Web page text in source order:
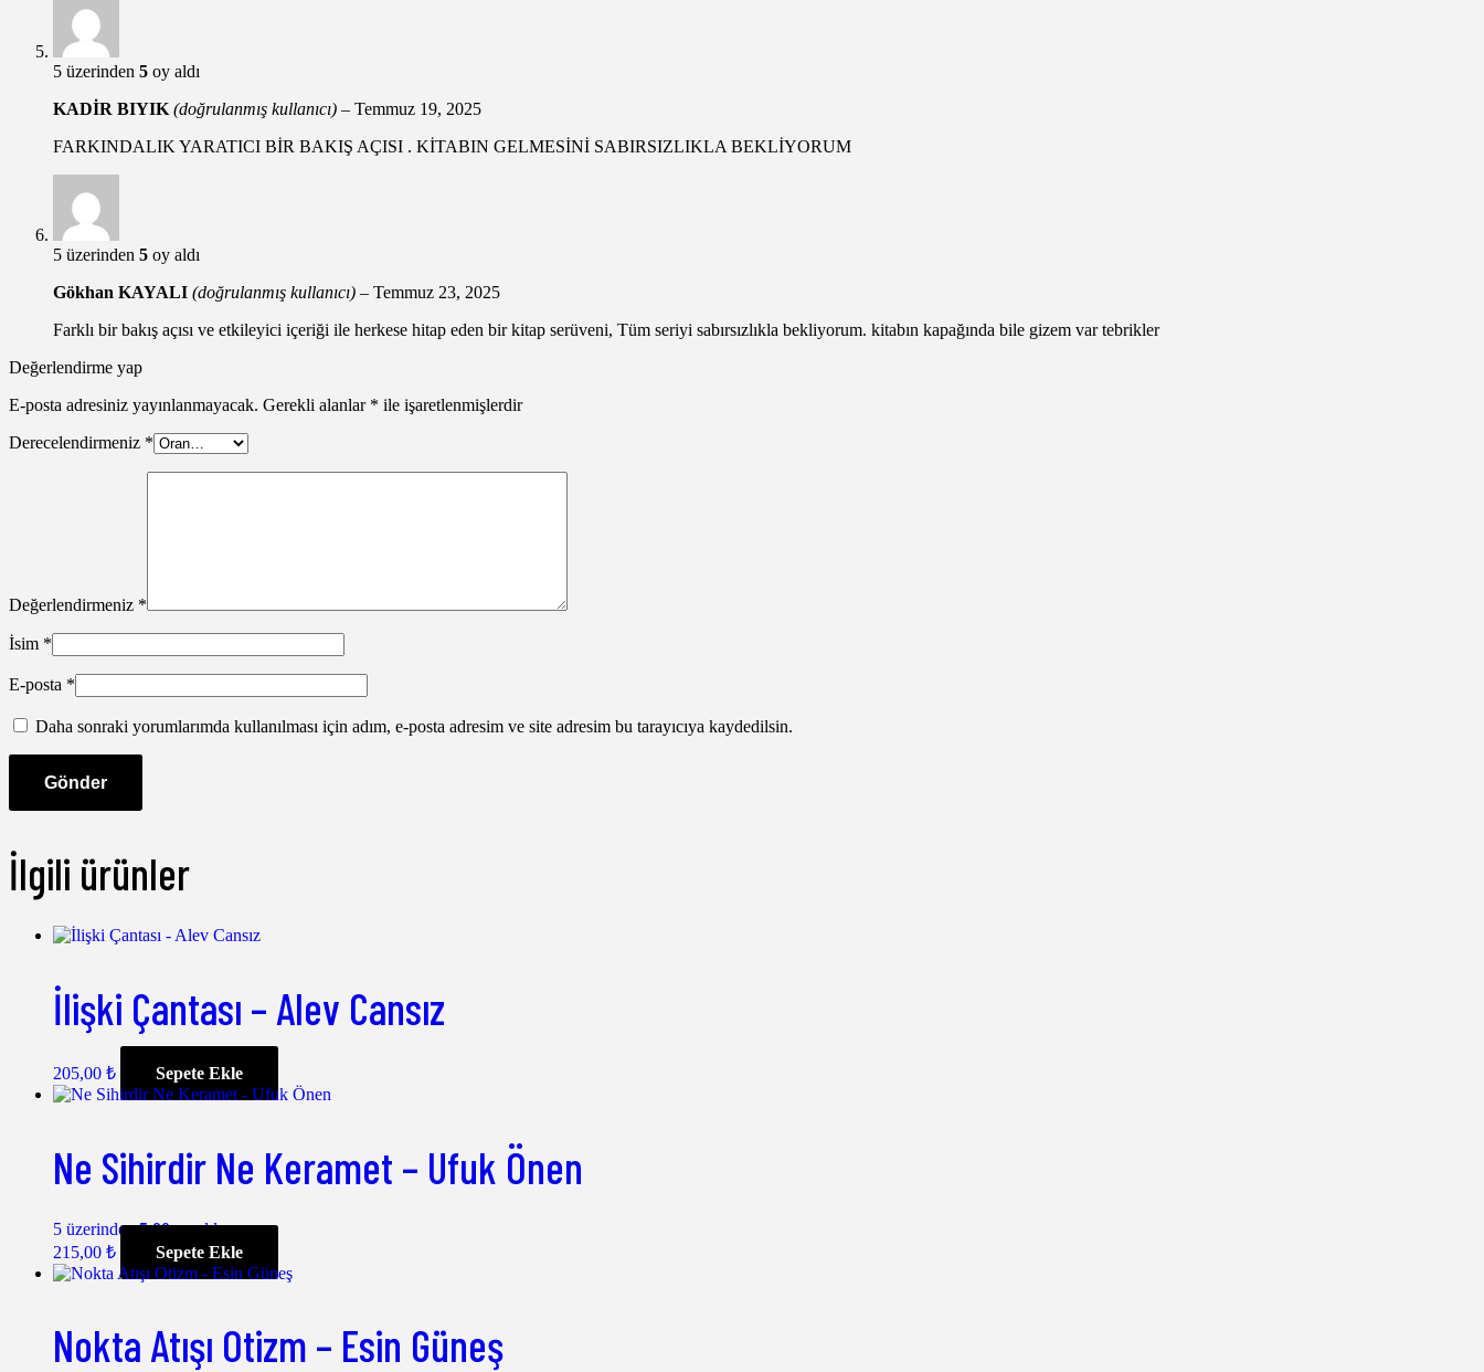
5 üzerinden 5 oy aldı
KADİR BIYIK (doğrulanmış kullanıcı) – Temmuz 19, 2025
FARKINDALIK YARATICI BİR BAKIŞ AÇISI . KİTABIN GELMESİNİ SABIRSIZLIKLA BEKLİYORUM
5 üzerinden 5 oy aldı
Gökhan KAYALI (doğrulanmış kullanıcı) – Temmuz 23, 2025
Farklı bir bakış açısı ve etkileyici içeriği ile herkese hitap eden bir kitap serüveni, Tüm seriyi sabırsızlıkla bekliyorum. kitabın kapağında bile gizem var tebrikler
Değerlendirme yap
E-posta adresiniz yayınlanmayacak. Gerekli alanlar * ile işaretlenmişlerdir
Derecelendirmeniz *
Değerlendirmeniz *
İsim *
E-posta *
Daha sonraki yorumlarımda kullanılması için adım, e-posta adresim ve site adresim bu tarayıcıya kaydedilsin.
İlgili ürünler
İlişki Çantası – Alev Cansız
205,00 ₺ Sepete Ekle
Ne Sihirdir Ne Keramet – Ufuk Önen
5 üzerinden5.00oy aldı
215,00 ₺ Sepete Ekle
Nokta Atışı Otizm – Esin Güneş